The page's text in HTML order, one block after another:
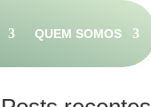
QUEM SOMOS